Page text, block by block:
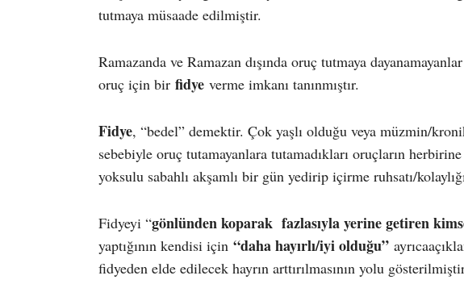
tutmaya müsaade edilmiştir.
Ramazanda ve Ramazan dışında oruç tutmaya
oruç için bir fidye verme imkanı tanınmıştır.
Fidye, “bedel” demektir. Çok yaşlı olduğu veya müzmin/
sebebiyle oruç tutamayanlara tutamadıkları oruçların
yoksulu sabahlı akşamlı bir gün yedirip içirme ruhsatı/
Fidyeyi “gönlünden koparak fazlasıyla yerine getiren
yaptığının kendisi için “daha hayırlı/iyi olduğu”
fidyeden elde edilecek hayrın arttırılmasının yolu